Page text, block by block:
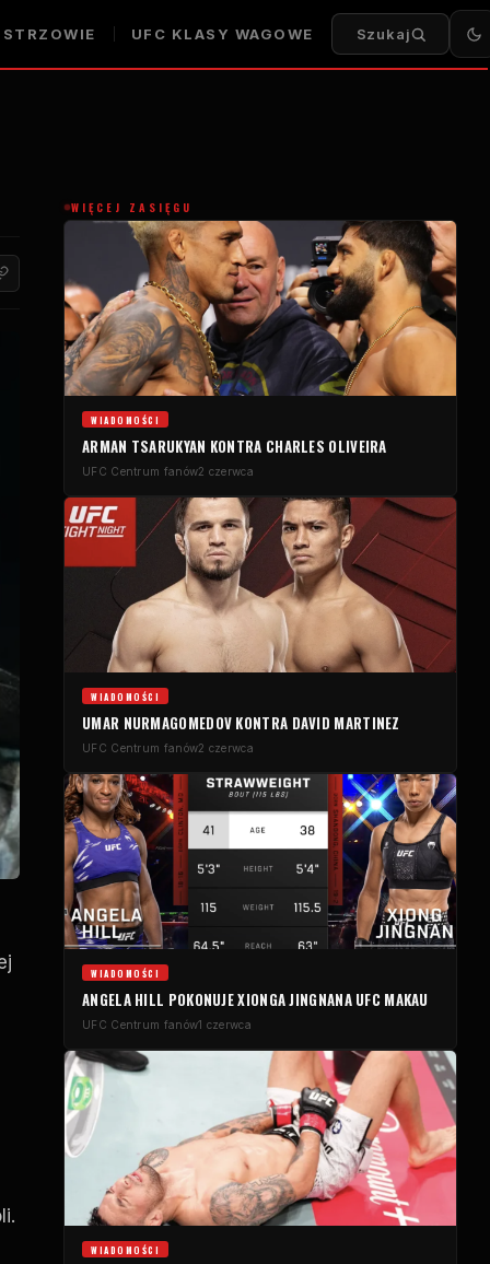
UFC KLASY WAGOWE Szukaj
WIĘCEJ ZASIĘGU
WIADOMOŚCI
ARMAN TSARUKYAN KONTRA CHARLES OLIVEIRA
UFC Centrum fanów2 czerwca
WIADOMOŚCI
UMAR NURMAGOMEDOV KONTRA DAVID MARTINEZ
UFC Centrum fanów2 czerwca
WIADOMOŚCI
ANGELA HILL POKONUJE XIONGA JINGNANA UFC MAKAU
UFC Centrum fanów1 czerwca
WIADOMOŚCI